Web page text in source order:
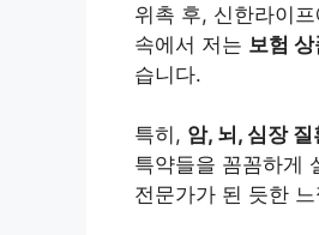
위촉 후, 신한라이
속에서 저는 보험 상
습니다.
특히, 암, 뇌, 심장 질
특약들을 꼼꼼하게
전문가가 된 듯한